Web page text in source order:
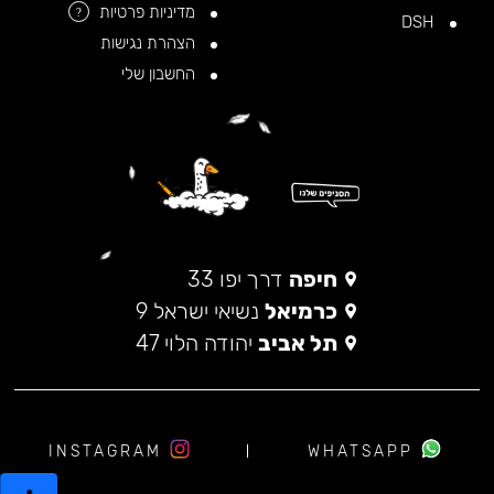
מדיניות פרטיות
?
הצהרת נגישות
החשבון שלי
חיפה דרך יפו 33
כרמיאל נשיאי ישראל 9
תל אביב יהודה הלוי 47
WHATSAPP
INSTAGRAM